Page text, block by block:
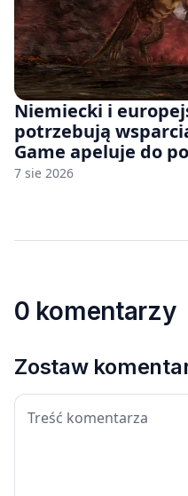
Niemiecki i
potrzebują
Game apeluje do
7 sie 2026
0 komentarzy
Zostaw